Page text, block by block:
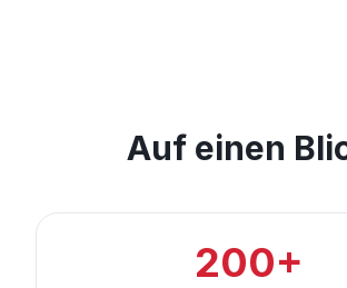
Auf einen
200+